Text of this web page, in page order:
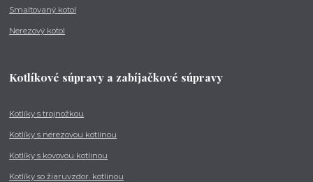
Smaltovaný kotol
Nerezový kotol
Kotlíkové súpravy a zabíjačkové súpravy
Kotlíky s trojnožkou
Kotlíky s nerezovou kotlinou
Kotlíky s kovovou kotlinou
Kotlíky so žiaruvzdor. kotlinou